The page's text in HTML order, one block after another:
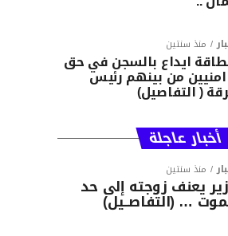
منذ سنتين
ايداع بالسجن في حق
امنيين من بينهم رئيس
( التفاصيل)
أخبار عاجلة
منذ سنتين
يعنف زوجته إلى حد
… (التفاصــيل)